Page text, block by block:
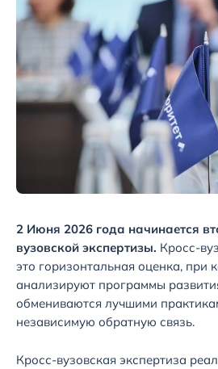
2 Июня 2026 года начинается
вузовской экспертизы. Кросс-
это горизонтальная оценка, при
анализируют программы
обмениваются лучшими
независимую обратную связь.
Кросс-вузовская экспертиза